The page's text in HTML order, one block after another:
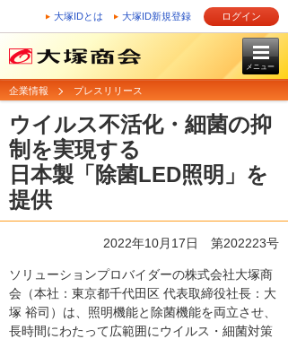
大塚IDとは 大塚ID新規登録 ログイン
メニュー
企業情報 プレスリリース
ウイルス不活化・細菌の抑
制を実現する
日本製「除菌LED照明」を
提供
2022年10月17日 第202223号
ソリューションプロバイダーの株式会社大塚商
会（本社：東京都千代田区 代表取締役社長：大
塚 裕司）は、照明機能と除菌機能を両立させ、
長時間にわたって広範囲にウイルス・細菌対策